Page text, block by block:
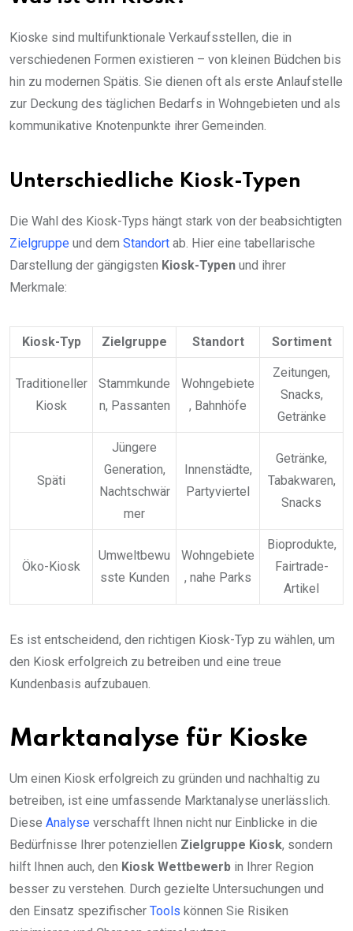
Kioske sind multifunktionale Verkaufsstellen, die in
verschiedenen Formen existieren – von kleinen Büdchen bis
hin zu modernen Spätis. Sie dienen oft als erste Anlaufstelle
zur Deckung des täglichen Bedarfs in Wohngebieten und als
kommunikative Knotenpunkte ihrer Gemeinden.
Unterschiedliche Kiosk-Typen
Die Wahl des Kiosk-Typs hängt stark von der beabsichtigten
Zielgruppe und dem Standort ab. Hier eine tabellarische
Darstellung der gängigsten Kiosk-Typen und ihrer
Merkmale:
Kiosk-Typ Zielgruppe Standort Sortiment
Traditioneller
Kiosk
Stammkunde
n, Passanten
Wohngebiete
, Bahnhöfe
Zeitungen,
Snacks,
Getränke
Späti
Jüngere
Generation,
Nachtschwär
mer
Innenstädte,
Partyviertel
Getränke,
Tabakwaren,
Snacks
Öko-Kiosk
Umweltbewu
sste Kunden
Wohngebiete
, nahe Parks
Bioprodukte,
Fairtrade-
Artikel
Es ist entscheidend, den richtigen Kiosk-Typ zu wählen, um
den Kiosk erfolgreich zu betreiben und eine treue
Kundenbasis aufzubauen.
Marktanalyse für Kioske
Um einen Kiosk erfolgreich zu gründen und nachhaltig zu
betreiben, ist eine umfassende Marktanalyse unerlässlich.
Diese Analyse verschafft Ihnen nicht nur Einblicke in die
Bedürfnisse Ihrer potenziellen Zielgruppe Kiosk, sondern
hilft Ihnen auch, den Kiosk Wettbewerb in Ihrer Region
besser zu verstehen. Durch gezielte Untersuchungen und
den Einsatz spezifischer Tools können Sie Risiken